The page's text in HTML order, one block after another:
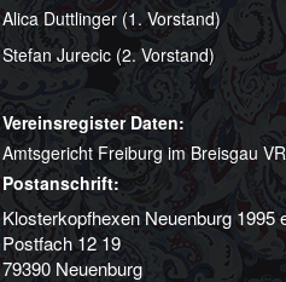
Alica Duttlinger (1. Vorstand)
Stefan Jurecic (2. Vorstand)
Vereinsregister Daten:
Amtsgericht Freiburg im Breisgau
Postanschrift:
Klosterkopfhexen Neuenburg 1995
Postfach 12 19
79390 Neuenburg